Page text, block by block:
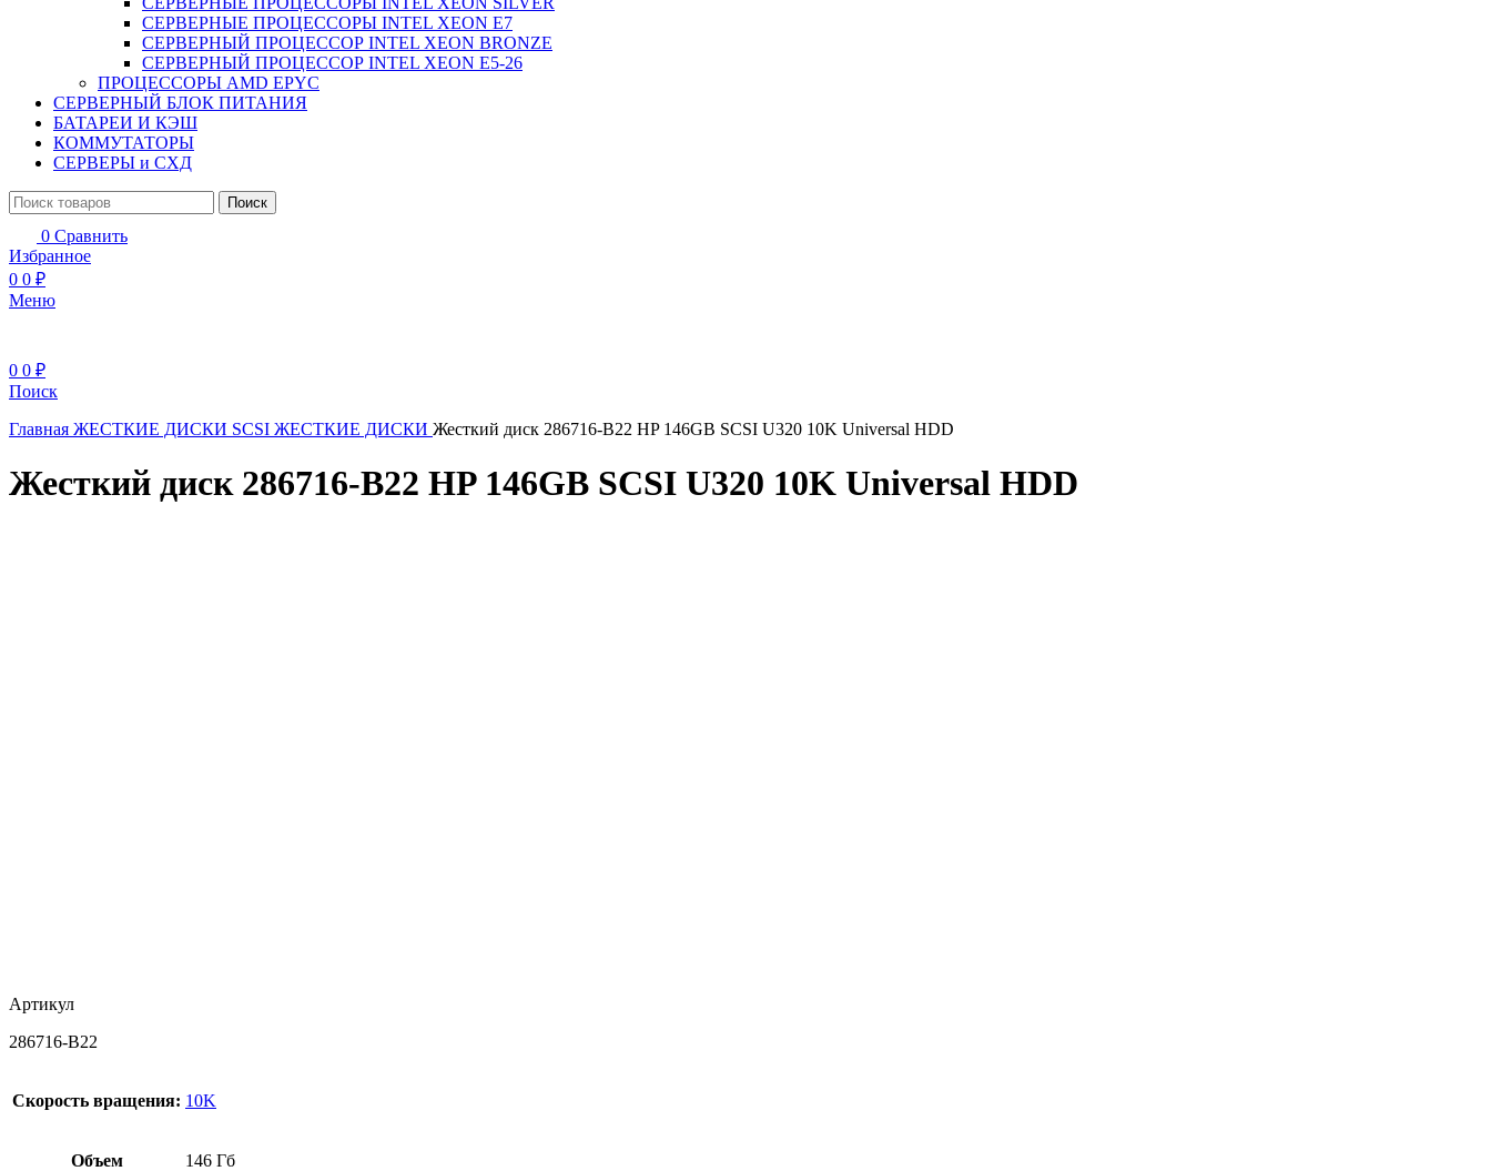
СЕРВЕРНЫЕ ПРОЦЕССОРЫ INTEL XEON Е7
СЕРВЕРНЫЙ ПРОЦЕССОР INTEL XEON BRONZE
СЕРВЕРНЫЙ ПРОЦЕССОР INTEL XEON Е5-26
ПРОЦЕССОРЫ AMD EPYC
СЕРВЕРНЫЙ БЛОК ПИТАНИЯ
БАТАРЕИ И КЭШ
КОММУТАТОРЫ
СЕРВЕРЫ и СХД
Поиск
0 Сравнить
Избранное
0 0 ₽
Меню
0 0 ₽
Поиск
Главная ЖЕСТКИЕ ДИСКИ SCSI ЖЕСТКИЕ ДИСКИ Жесткий диск 286716-B22 HP 146GB SCSI U320 10K Universal HDD
Жесткий диск 286716-B22 HP 146GB SCSI U320 10K Universal HDD
Артикул
286716-B22
Скорость вращения: 10K
Объем 146 Гб